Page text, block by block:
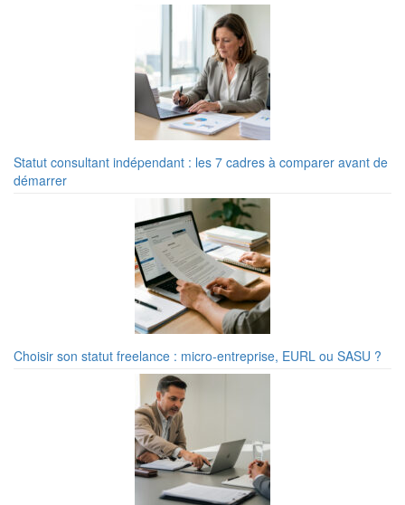
Statut consultant indépendant : les 7 cadres à comparer avant de
démarrer
Choisir son statut freelance : micro-entreprise, EURL ou SASU ?